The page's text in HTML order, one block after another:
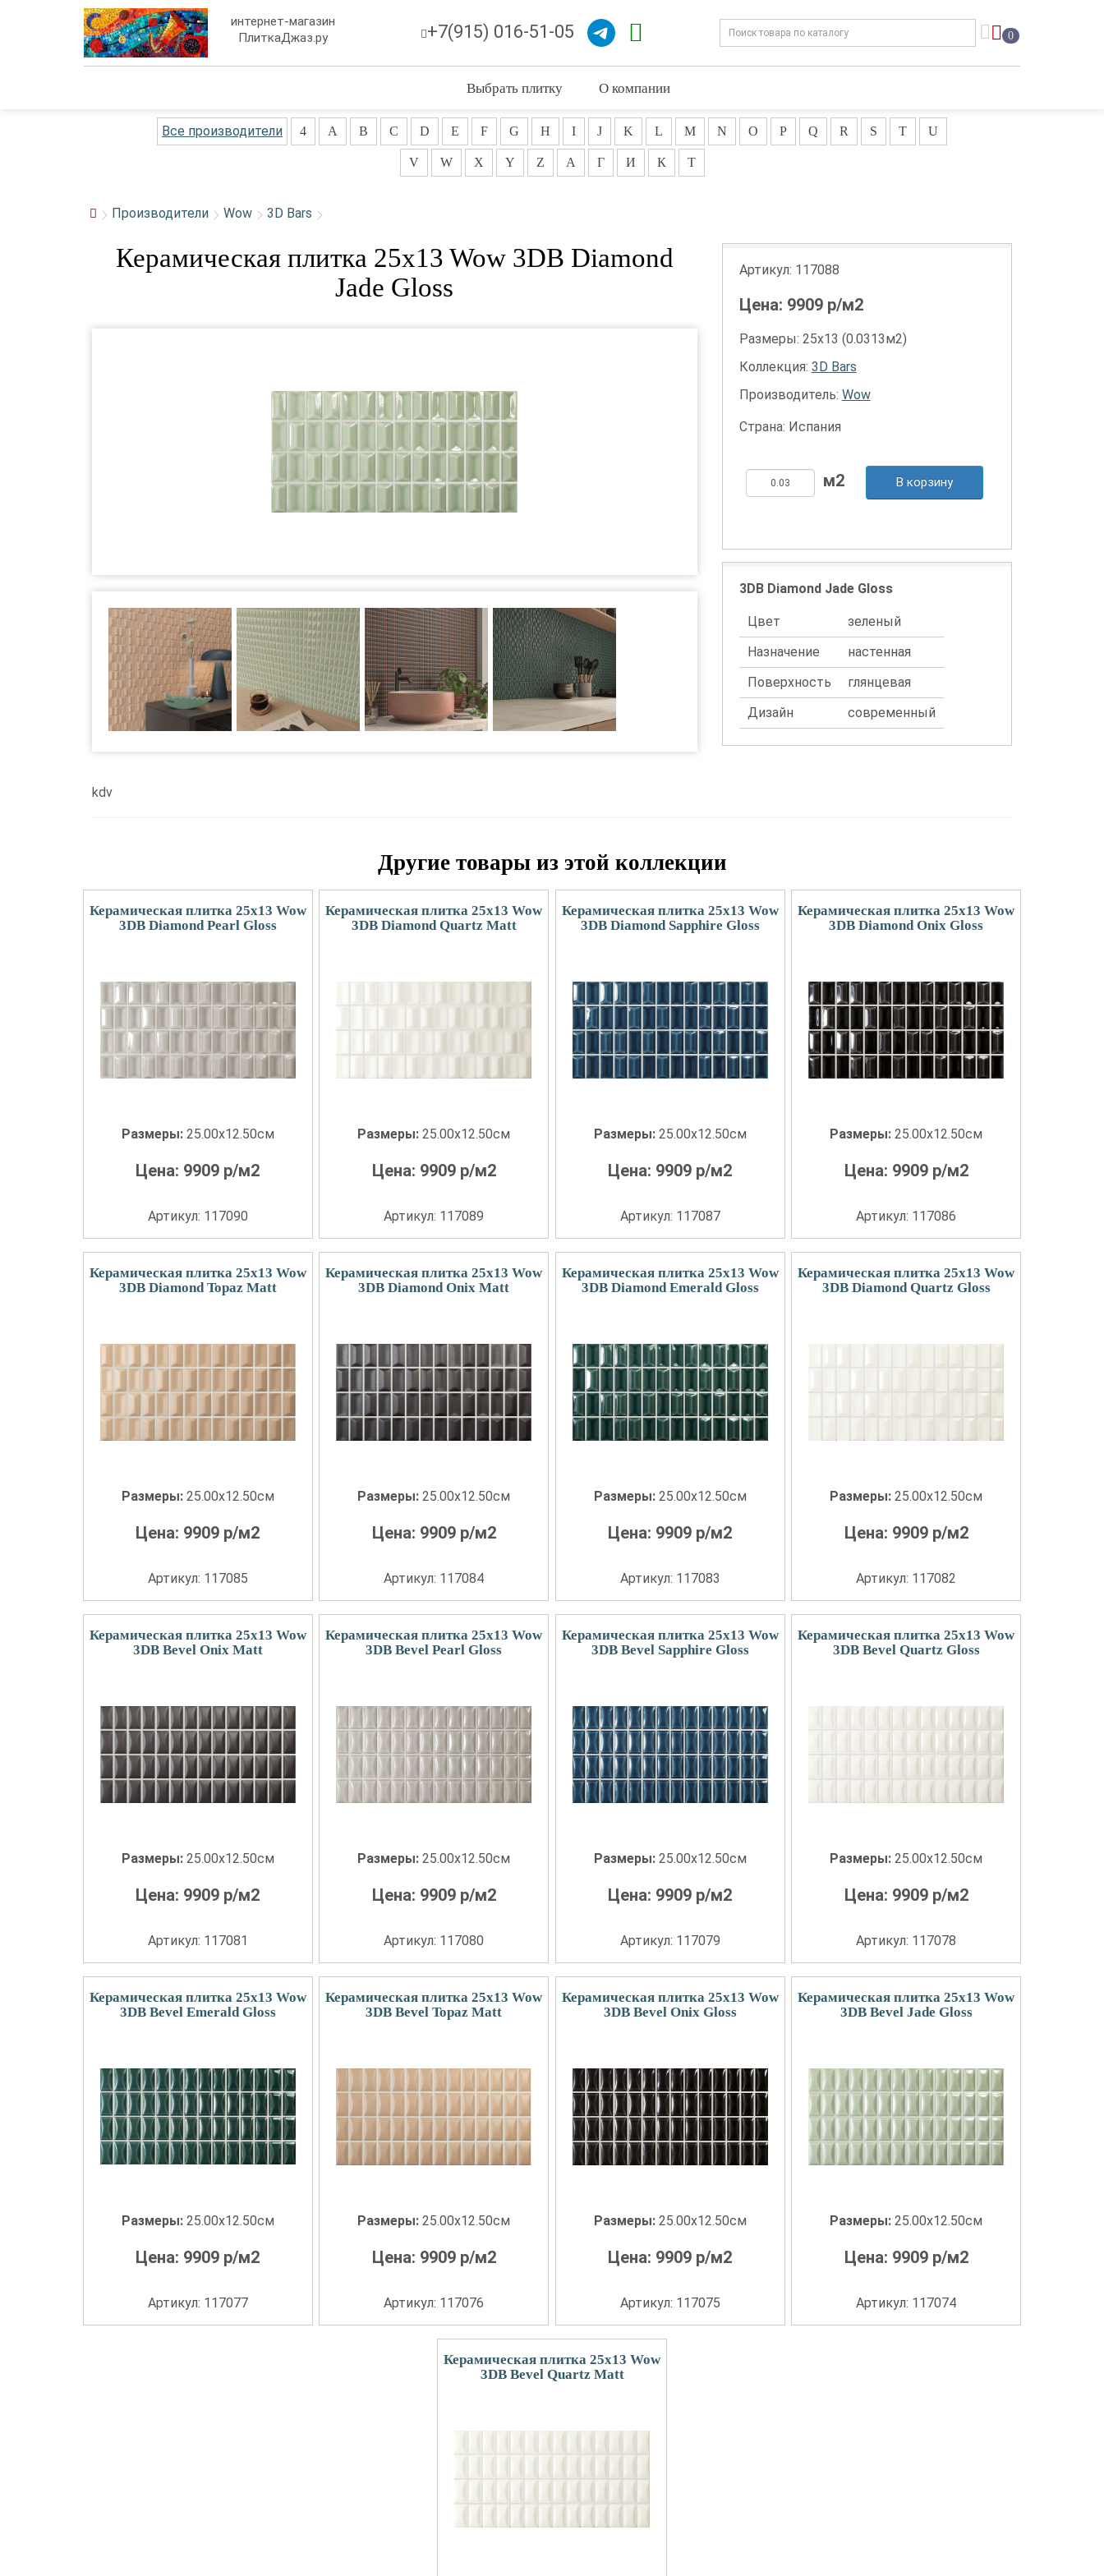
интернет-магазин
ПлиткаДжаз.ру
+7(915) 016-51-05 0
Выбрать плитку О компании
Все производители 4 A B C D E F G H I J K L M N O P Q R S T U
V W X Y Z А Г И К Т
Производители Wow 3D Bars
Керамическая плитка 25x13 Wow 3DB Diamond
Jade Gloss
Артикул: 117088
Цена: 9909р/м2
Размеры: 25х13 (0.0313м2)
Коллекция: 3D Bars
Производитель: Wow
Страна: Испания
В корзину
3DB Diamond Jade Gloss
Цвет
зеленый
Назначение
настенная
Поверхность
глянцевая
Дизайн
современный
kdv
Другие товары из этой коллекции
Керамическая плитка 25x13 Wow
3DB Diamond Pearl Gloss
Размеры: 25.00x12.50см
Цена: 9909 р/м2
Артикул: 117090
Керамическая плитка 25x13 Wow
3DB Diamond Quartz Matt
Размеры:25.00x12.50см
Цена: 9909р/м2
Артикул: 117089
Керамическая плитка 25x13 Wow
3DB Diamond Sapphire Gloss
Размеры: 25.00x12.50см
Цена: 9909 р/м2
Артикул: 117087
Керамическая плитка 25x13 Wow
3DB Diamond Onix Gloss
Размеры:25.00x12.50см
Цена: 9909р/м2
Артикул: 117086
Керамическая плитка 25x13 Wow
3DB Diamond Topaz Matt
Размеры: 25.00x12.50см
Цена: 9909 р/м2
Артикул: 117085
Керамическая плитка 25x13 Wow
3DB Diamond Onix Matt
Размеры:25.00x12.50см
Цена: 9909р/м2
Артикул: 117084
Керамическая плитка 25x13 Wow
3DB Diamond Emerald Gloss
Размеры: 25.00x12.50см
Цена: 9909 р/м2
Артикул: 117083
Керамическая плитка 25x13 Wow
3DB Diamond Quartz Gloss
Размеры:25.00x12.50см
Цена: 9909р/м2
Артикул: 117082
Керамическая плитка 25x13 Wow
3DB Bevel Onix Matt
Размеры: 25.00x12.50см
Цена: 9909 р/м2
Артикул: 117081
Керамическая плитка 25x13 Wow
3DB Bevel Pearl Gloss
Размеры:25.00x12.50см
Цена: 9909р/м2
Артикул: 117080
Керамическая плитка 25x13 Wow
3DB Bevel Sapphire Gloss
Размеры: 25.00x12.50см
Цена: 9909 р/м2
Артикул: 117079
Керамическая плитка 25x13 Wow
3DB Bevel Quartz Gloss
Размеры:25.00x12.50см
Цена: 9909р/м2
Артикул: 117078
Керамическая плитка 25x13 Wow
3DB Bevel Emerald Gloss
Размеры: 25.00x12.50см
Цена: 9909 р/м2
Артикул: 117077
Керамическая плитка 25x13 Wow
3DB Bevel Topaz Matt
Размеры:25.00x12.50см
Цена: 9909р/м2
Артикул: 117076
Керамическая плитка 25x13 Wow
3DB Bevel Onix Gloss
Размеры: 25.00x12.50см
Цена: 9909 р/м2
Артикул: 117075
Керамическая плитка 25x13 Wow
3DB Bevel Jade Gloss
Размеры:25.00x12.50см
Цена: 9909р/м2
Артикул: 117074
Керамическая плитка 25x13 Wow
3DB Bevel Quartz Matt